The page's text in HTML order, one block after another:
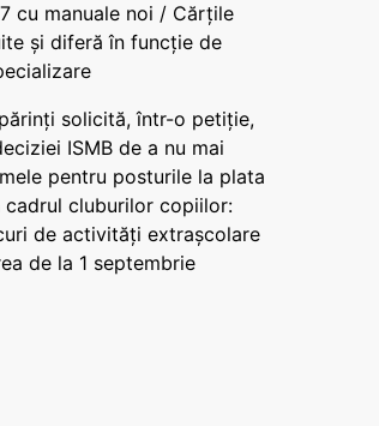
cu manuale noi / Cărțile
și diferă în funcție de
solicită, într-o petiție,
ISMB de a nu mai
pentru posturile la plata
cadrul cluburilor copiilor:
de activități extrașcolare
de la 1 septembrie